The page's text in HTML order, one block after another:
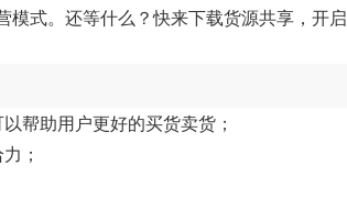
式。还等什么？快来下载货源共享，开启
帮助用户更好的买货卖货；
；